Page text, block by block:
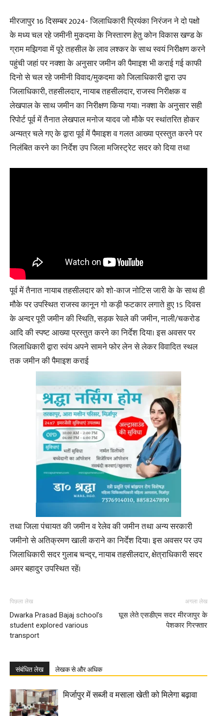
मीरजापुर 16 दिसम्बर 2024- जिलाधिकारी प्रियंका निरंजन ने दो पक्षो
के मध्य चल रहे जमीनी मुकदमा के निस्तारण हेतु कोन विकास खण्ड के
ग्राम मझिगवा में पूरे तहसील के लाव लश्कर के साथ स्वयं निरीक्षण करने
पहुंची जहां पर नक्शा के अनुसार जमीन की पैमाइश भी कराई गई काफी
दिनो से चल रहे जमीनी विवाद/मुकदमा को जिलाधिकारी द्वारा उप
जिलाधिकारी, तहसीलदार, नायाब तहसीलदार, राजस्व निरीक्षक व
लेखपाल के साथ जमीन का निरीक्षण किया गया। नक्शा के अनुसार सही
रिपोर्ट पूर्व में तैनात लेखपाल मनोज यादव जो मौके पर स्थांतरित होकर
अन्यत्र चले गए के द्वारा पूर्व में पैमाइश व गलत आख्या प्रस्तुत करने पर
निलंबित करने का निर्देश उप जिला मजिस्ट्रेट सदर को दिया तथा
पूर्व में तैनात नायाब तहसीलदार को शो-काज नोटिस जारी के के साथ ही
मौके पर उपस्थित राजस्व कानून गो कड़ी फटकार लगाते हुए 15 दिवस
के अन्दर पूरी जमीन की स्थिति, सड़क रेवले की जमीन, नाली/चकरोड
आदि की स्पष्ट आख्या प्रस्तुत करने का निर्देश दिया। इस अवसर पर
जिलाधिकारी द्वारा स्वंय अपने सामने फोर लेन से लेकर विवादित स्थल
तक जमीन की पैमाइश कराई
तथा जिला पंचायत की जमीन व रेलेव की जमीन तथा अन्य सरकारी
जमीनो से अतिक्रमण खाली कराने का निर्देश दिया। इस अवसर पर उप
जिलाधिकारी सदर गुलाब चन्द्र, नायाब तहसीलदार, क्षेत्राधिकारी सदर
अमर बहादुर उपस्थित रहें।
पिछला लेख
Dwarka Prasad Bajaj school’s
student explored various
transport
अगला लेख
घूस लेते एसडीएम सदर मीरजापुर के
पेशकार गिरफ्तार
संबंधित लेख लेखक से और अधिक
मिर्जापुर में सब्जी व मसाला खेती को मिलेगा बढ़ावा